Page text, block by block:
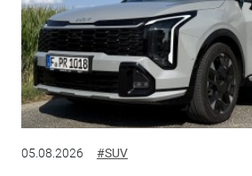
05.08.2026 #SUV